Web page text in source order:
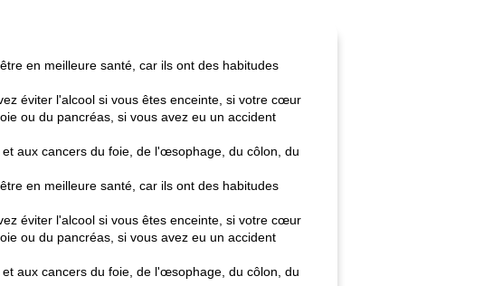
en meilleure santé, car ils ont des habitudes
éviter l'alcool si vous êtes enceinte, si votre cœur
ou du pancréas, si vous avez eu un accident
aux cancers du foie, de l'œsophage, du côlon, du
en meilleure santé, car ils ont des habitudes
éviter l'alcool si vous êtes enceinte, si votre cœur
ou du pancréas, si vous avez eu un accident
aux cancers du foie, de l'œsophage, du côlon, du